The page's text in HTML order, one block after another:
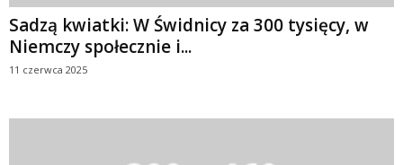
Sadzą kwiatki: W Świdnicy za 300 tysięcy, w
Niemczy społecznie i...
11 czerwca 2025